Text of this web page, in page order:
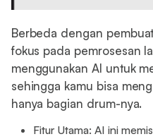
Berbeda dengan
fokus pada pemrosesan
menggunakan AI untuk
sehingga kamu bisa
hanya bagian drum-nya.
Fitur Utama: AI ini